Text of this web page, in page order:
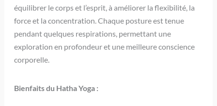
équilibrer le corps et l’esprit, à améliorer la flexibilité, la
force et la concentration. Chaque posture est tenue
pendant quelques respirations, permettant une
exploration en profondeur et une meilleure conscience
corporelle.
Bienfaits du Hatha Yoga :